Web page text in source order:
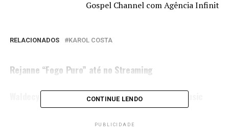
Gospel Channel com Agência Infinit
RELACIONADOS KAROL COSTA
Rejanne “Fogo Puro” até no Streaming
Waldecy Aguiar lança EP Clássicos pela Graça Music
CONTINUE LENDO
PUBLICIDADE